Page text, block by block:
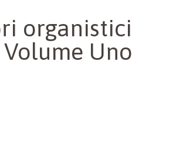
organistici
Uno